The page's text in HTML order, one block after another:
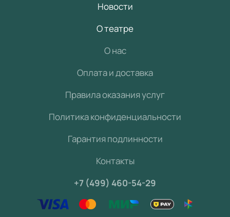
Новости
О театре
О нас
Оплата и доставка
Правила оказания услуг
Политика конфиденциальности
Гарантия подлинности
Контакты
+7 (499) 460-54-29